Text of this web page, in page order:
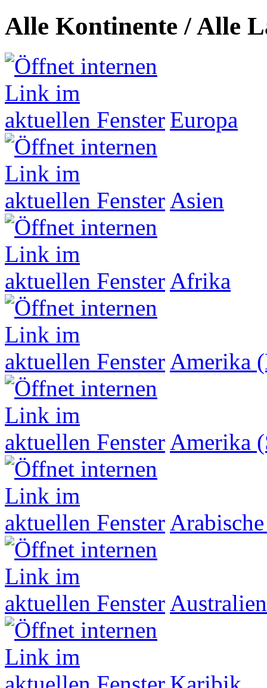
Alle Kontinente / Alle
Europa
Asien
Afrika
Amerika
Amerika
Australien